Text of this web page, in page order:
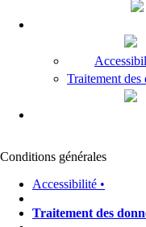
Traitement des
Conditions générales
Accessibilité •
Traitement des